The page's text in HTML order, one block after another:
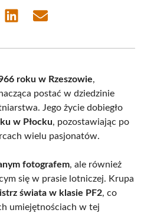
Share Share
roku w Rzeszowie,
postać w dziedzinie
Jego życie dobiegło
w Płocku, pozostawiając po
wielu pasjonatów.
fotografem, ale również
się w prasie lotniczej. Krupa
świata w klasie PF2, co
umiejętnościach w tej